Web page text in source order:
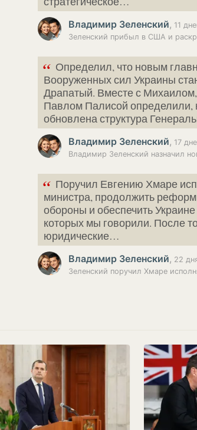
Владимир Зеленский, 11
“ Определил, что новым
Вооруженных сил Украины
Драпатый. Вместе с
Павлом Палисой определили,
обновлена структура
Владимир Зеленский, 17
“ Поручил Евгению Хмаре
министра, продолжить
обороны и обеспечить
которых мы говорили. После
юридические…
Владимир Зеленский, 22